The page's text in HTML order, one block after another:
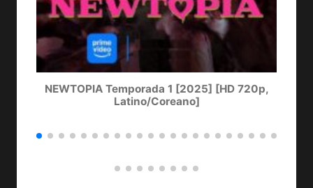
NEWTOPIA Temporada 1 [2025] [HD 720p,
Latino/Coreano]